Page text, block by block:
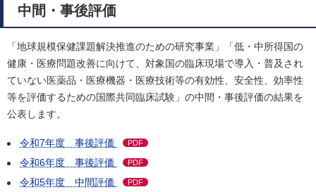
中間・事後評価
「地球規模保健課題解決推進のための研究事業」「低・中所得国の
健康・医療問題改善に向けて、対象国の臨床現場で導入・普及され
ていない医薬品・医療機器・医療技術等の有効性、安全性、効率性
等を評価するための国際共同臨床試験」の中間・事後評価の結果を
公表します。
令和7年度 事後評価 PDF
令和6年度 事後評価 PDF
令和5年度 中間評価 PDF